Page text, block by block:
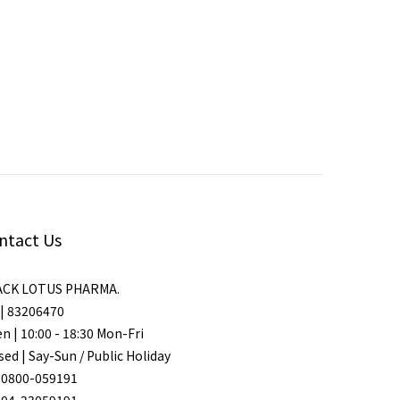
Us
LOTUS PHARMA.
83206470
| 10:00 - 18:30 Mon-Fri
| Say-Sun / Public Holiday
059191